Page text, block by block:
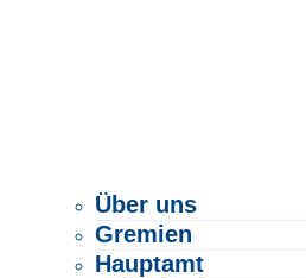
Über uns
Gremien
Hauptamt